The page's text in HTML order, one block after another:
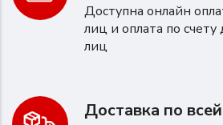
Доступна онлайн
лиц и оплата по
лиц
Доставка по